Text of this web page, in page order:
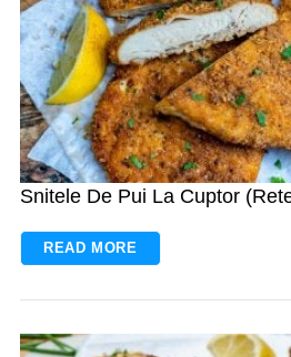
Snitele De Pui La Cuptor
READ MORE